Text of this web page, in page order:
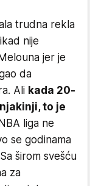
trudna rekla
nije
jer je
da
Ali kada 20-
to je
liga ne
se godinama
širom svešću
za